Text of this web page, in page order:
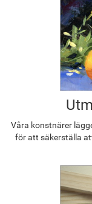
Våra konstnärer
för att säkerställa